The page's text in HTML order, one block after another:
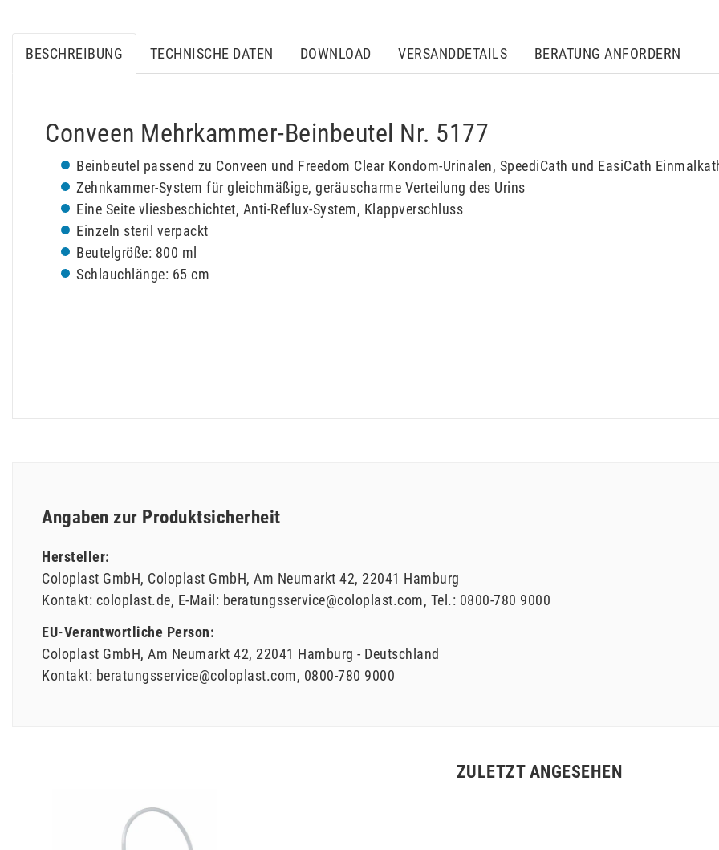
BESCHREIBUNG TECHNISCHE DATEN DOWNLOAD VERSANDDETAILS BERATUNG ANFORDERN
Conveen Mehrkammer-Beinbeutel Nr. 5177
Beinbeutel passend zu Conveen und Freedom Clear Kondom-Urinalen, SpeediCath und EasiCath
Zehnkammer-System für gleichmäßige, geräuscharme Verteilung des Urins
Eine Seite vliesbeschichtet, Anti-Reflux-System, Klappverschluss
Einzeln steril verpackt
Beutelgröße: 800 ml
Schlauchlänge: 65 cm
Angaben zur Produktsicherheit
Hersteller:
Coloplast GmbH Coloplast GmbH Am Neumarkt 42 22041 Hamburg
Kontakt: coloplast.de E-Mail: beratungsservice@coloplast.com Tel.: 0800-780 9000
EU-Verantwortliche Person:
Coloplast GmbH Am Neumarkt 42 22041 Hamburg
Deutschland
Kontakt: beratungsservice@coloplast.com 0800-780 9000
ZULETZT ANGESEHEN